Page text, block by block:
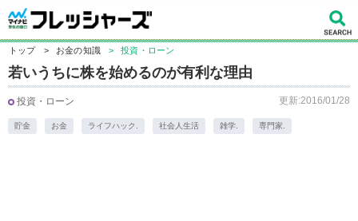
トップ > お金の知識 > 投資・ローン
若いうちに株を始めるのが有利な理由
投資・ローン 更新:2016/01/28
貯金 お金 ライフハック. 社会人生活 雑学. 専門家.